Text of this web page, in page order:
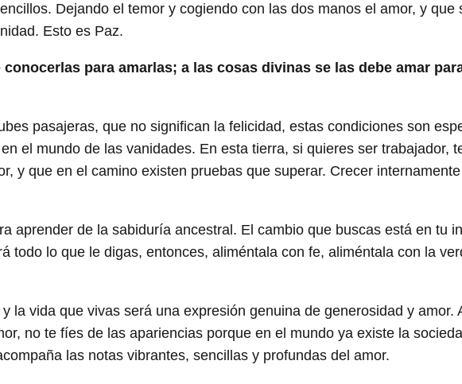
Dejando el temor y cogiendo con las dos manos el amor, y que
Esto es Paz.
para amarlas; a las cosas divinas se las debe amar
pasajeras, que no significan la felicidad, estas condiciones son
el mundo de las vanidades. En esta tierra, si quieres ser trabajador,
y que en el camino existen pruebas que superar. Crecer
aprender de la sabiduría ancestral. El cambio que buscas está en tu
todo lo que le digas, entonces, aliméntala con fe, aliméntala con la
la vida que vivas será una expresión genuina de generosidad y amor.
no te fíes de las apariencias porque en el mundo ya existe la
las notas vibrantes, sencillas y profundas del amor.